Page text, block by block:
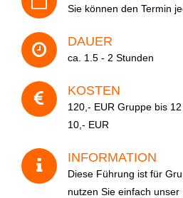
- Kontakt
Tel. 0345
Veranstaltung
Anzahl der Personen
Sie können den Termin
DAUER
ca. 1.5 - 2 Stunden
KOSTEN
120,- EUR Gruppe bis
10,- EUR
INFORMATION
Diese Führung ist für
nutzen Sie einfach unser